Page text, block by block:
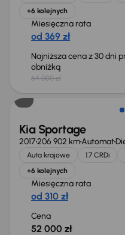
+6 kolejnych
Miesięczna rata
od 369 zł
Najniższa cena z 30 dni
obniżką
64 000 zł
Kia Sportage
2017206 902 kmAutomat
Auta krajowe 1.7 CRDi
+6 kolejnych
Miesięczna rata
od 310 zł
Cena
52 000 zł